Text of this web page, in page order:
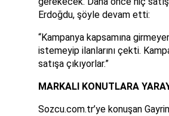
Erdoğdu, şöyle devam etti:
“Kampanya kapsamına
istemeyip ilanlarını çekti.
satışa çıkıyorlar.”
MARKALI KONUTLARA
Sozcu.com.tr’ye konuşan